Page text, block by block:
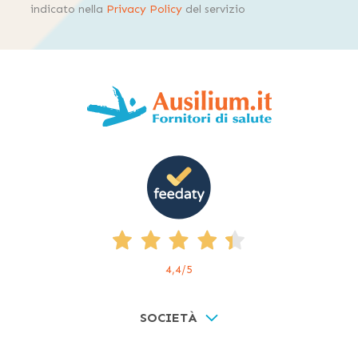
indicato nella Privacy Policy del servizio
4,4/5
SOCIETÀ